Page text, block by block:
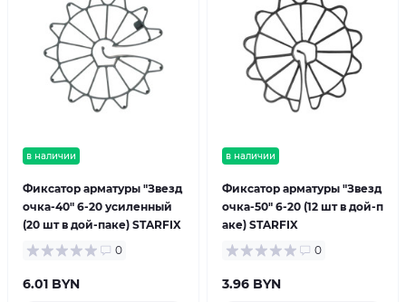
в наличии
Фиксатор арматуры "Звезд
очка-40" 6-20 усиленный
(20 шт в дой-паке) STARFIX
0
6.01 BYN
в наличии
Фиксатор арматуры "Звезд
очка-50" 6-20 (12 шт в дой-п
аке) STARFIX
0
3.96 BYN